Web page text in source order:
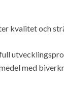
kvalitet och
med